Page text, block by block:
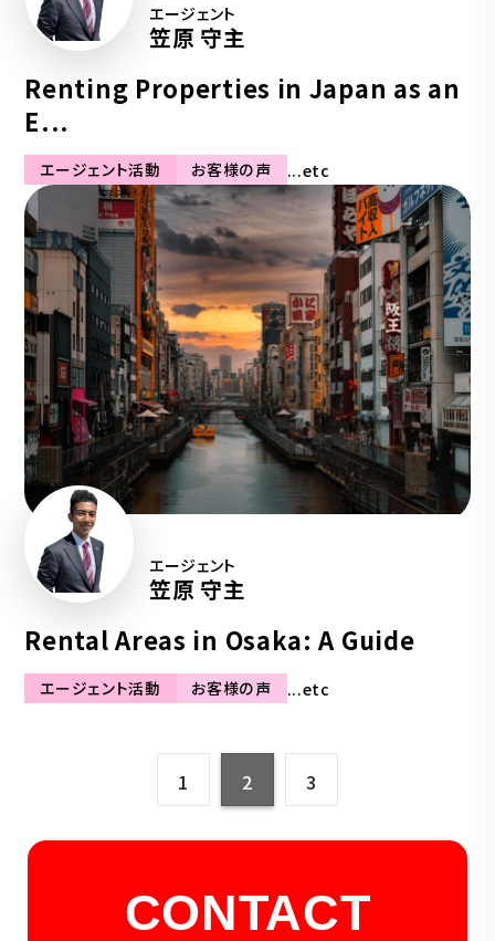
エージェント
笠原 守主
Renting Properties in Japan as an
E...
エージェント活動 お客様の声 ...etc
エージェント
笠原 守主
Rental Areas in Osaka: A Guide
エージェント活動 お客様の声 ...etc
1 2 3
CONTACT